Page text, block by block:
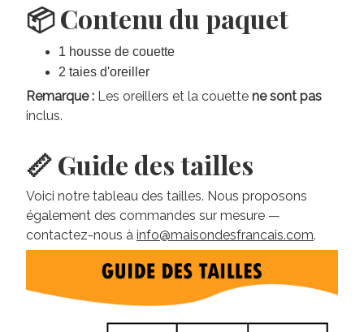
📦 Contenu du paquet
1 housse de couette
2 taies d'oreiller
Remarque : Les oreillers et la couette ne sont pas
inclus.
📏 Guide des tailles
Voici notre tableau des tailles. Nous proposons
également des commandes sur mesure —
contactez-nous à info@maisondesfrancais.com.